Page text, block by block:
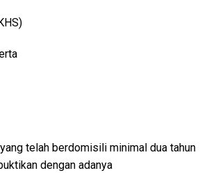
telah berdomisili minimal dua tahun
dengan adanya